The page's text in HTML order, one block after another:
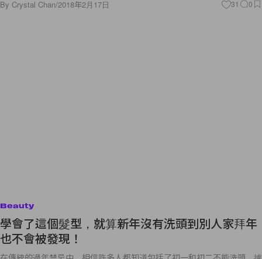
By Crystal Chan/2018年2月17日 31 0
Beauty
學會了這個髮型，就算新年沒有洗頭到別人家拜年
也不會被發現！